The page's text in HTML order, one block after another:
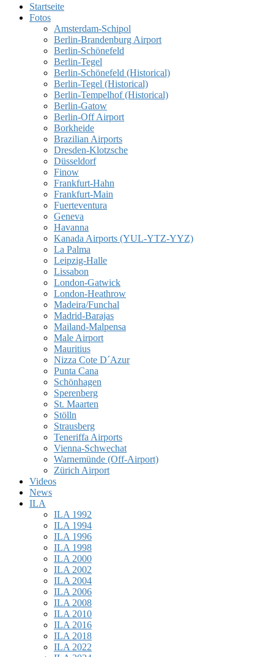
Startseite
Fotos
Amsterdam-Schipol
Berlin-Brandenburg Airport
Berlin-Schönefeld
Berlin-Tegel
Berlin-Schönefeld (Historical)
Berlin-Tegel (Historical)
Berlin-Tempelhof (Historical)
Berlin-Gatow
Berlin-Off Airport
Borkheide
Brazilian Airports
Dresden-Klotzsche
Düsseldorf
Finow
Frankfurt-Hahn
Frankfurt-Main
Fuerteventura
Geneva
Havanna
Kanada Airports (YUL-YTZ-YYZ)
La Palma
Leipzig-Halle
Lissabon
London-Gatwick
London-Heathrow
Madeira/Funchal
Madrid-Barajas
Mailand-Malpensa
Male Airport
Mauritius
Nizza Cote D´Azur
Punta Cana
Schönhagen
Sperenberg
St. Maarten
Stölln
Strausberg
Teneriffa Airports
Vienna-Schwechat
Warnemünde (Off-Airport)
Zürich Airport
Videos
News
ILA
ILA 1992
ILA 1994
ILA 1996
ILA 1998
ILA 2000
ILA 2002
ILA 2004
ILA 2006
ILA 2008
ILA 2010
ILA 2016
ILA 2018
ILA 2022